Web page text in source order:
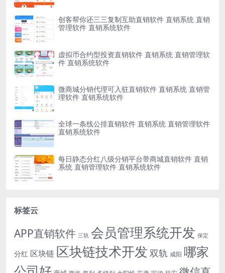
创客帮你还三三复制互助直销软件 直销系统 直销
管理软件 直销系统软件
虚拟币合约型投资直销软件 直销系统 直销管理软
件 直销系统软件
微商城分销代理可入驻直销软件 直销系统 直销管
理软件 直销系统软件
全球一条线公排直销软件 直销系统 直销管理软件
直销系统软件
每日静态分红八级分销平台带商城直销软件 直销
系统 直销管理软件 直销系统软件
标签云
APP直销软件 三轨 会员管理系统开发 保定
分红 区块链 区块链技术开发 双轨 咸阳 哪家